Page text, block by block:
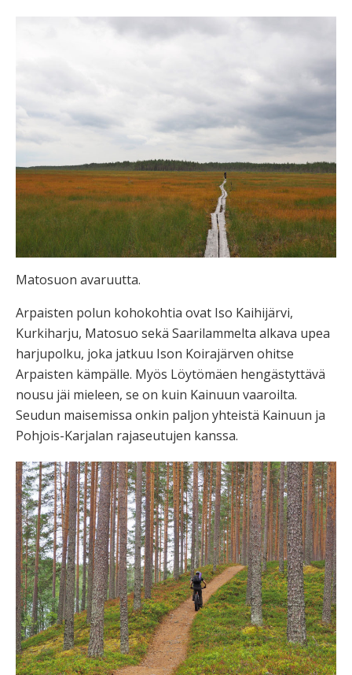
Matosuon avaruutta.
Arpaisten polun kohokohtia ovat Iso Kaihijärvi,
Kurkiharju, Matosuo sekä Saarilammelta alkava upea
harjupolku, joka jatkuu Ison Koirajärven ohitse
Arpaisten kämpälle. Myös Löytömäen hengästyttävä
nousu jäi mieleen, se on kuin Kainuun vaaroilta.
Seudun maisemissa onkin paljon yhteistä Kainuun ja
Pohjois-Karjalan rajaseutujen kanssa.